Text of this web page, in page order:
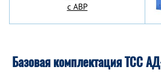
с АВР
Базовая комплектация ТСС